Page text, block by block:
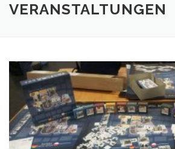
VERANSTALTUNGEN